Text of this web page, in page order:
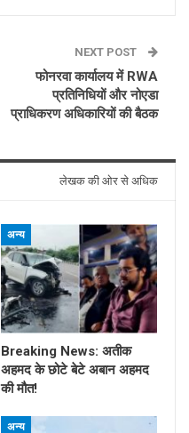
NEXT POST
फोनरवा कार्यालय में RWA
प्रतिनिधियों और नोएडा
प्राधिकरण अधिकारियों की बैठक
लेखक की ओर से अधिक
अन्य
Breaking News: अतीक
अहमद के छोटे बेटे अबान अहमद
की मौत!
अन्य